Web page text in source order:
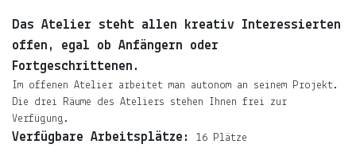
Das Atelier steht allen kreativ Interessierten
offen, egal ob Anfängern oder
Fortgeschrittenen.
Im offenen Atelier arbeitet man autonom an seinem Projekt.
Die drei Räume des Ateliers stehen Ihnen frei zur
Verfügung.
Verfügbare Arbeitsplätze: 16 Plätze